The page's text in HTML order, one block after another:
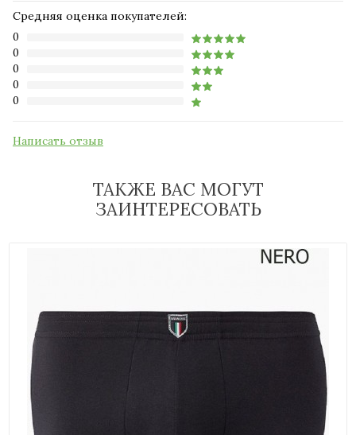
Средняя оценка покупателей:
0
0
0
0
0
Написать отзыв
ТАКЖЕ ВАС МОГУТ
ЗАИНТЕРЕСОВАТЬ